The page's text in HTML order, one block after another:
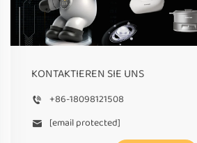
KONTAKTIEREN SIE UNS
+86-18098121508
[email protected]